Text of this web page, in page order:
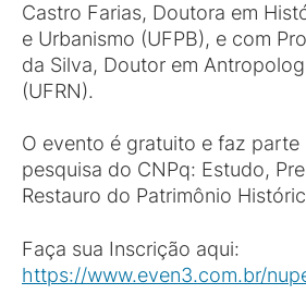
Castro Farias, Doutora em
e Urbanismo (UFPB), e com
da Silva, Doutor em
(UFRN).
O evento é gratuito e faz parte
pesquisa do CNPq: Estudo,
Restauro do Patrimônio
Faça sua Inscrição aqui:
https://www.even3.com.br/